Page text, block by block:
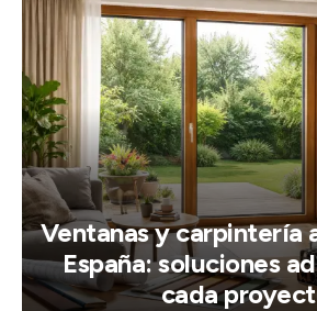
Ventanas y carpintería
España: soluciones
cada